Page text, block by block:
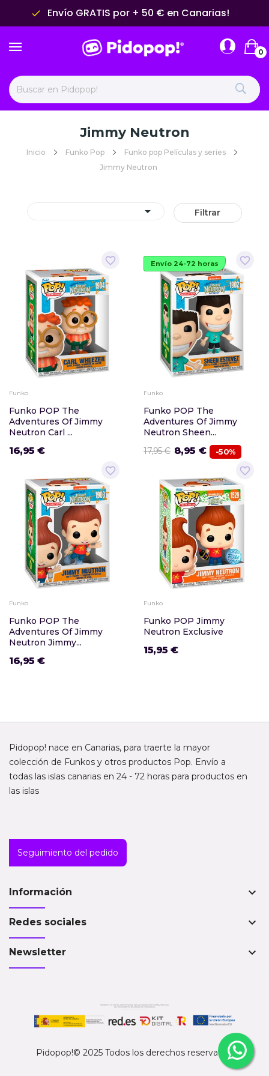
done Envío GRATIS por + 50 € en Canarias!
0
Jimmy Neutron
Inicio Funko Pop
Funko pop Películas y series
Jimmy Neutron
 Filtrar
favorite_border
Funko
Funko POP The
Adventures Of Jimmy
Neutron Carl ...
16,95 €
favorite_border
Envío 24-72 horas
Funko
Funko POP The
Adventures Of Jimmy
Neutron Sheen...
17,95 € 8,95 € -50%
favorite_border
Funko
Funko POP The
Adventures Of Jimmy
Neutron Jimmy...
16,95 €
favorite_border
Funko
Funko POP Jimmy
Neutron Exclusive
15,95 €
Pidopop! nace en Canarias, para traerte la mayor
colección de Funkos y otros productos Pop. Envío a
todas las islas canarias en 24 - 72 horas para productos en
las islas
Seguimiento del pedido
Información keyboard_arrow_down
Redes sociales keyboard_arrow_down
Newsletter keyboard_arrow_down
Pidopop!© 2025 Todos los derechos reservados